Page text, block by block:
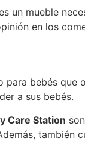
un mueble
en los
para bebés que
a sus bebés.
Care Station
también